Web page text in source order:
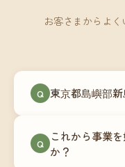
お客さまからよく
Q 東京都島嶼部
います。
ンでのやり取
Q
これから事業
か？